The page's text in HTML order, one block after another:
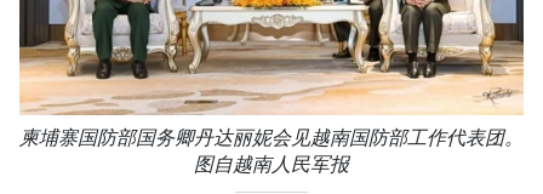
柬埔寨国防部国务卿丹达丽妮会见越南国防部工作代表团。
图自越南人民军报